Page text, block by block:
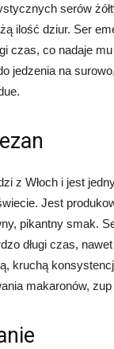
serów
ilość dziur. Ser
czas, co nadaje
jedzenia na
z Włoch i jest
Jest
pikantny smak.
długi czas,
kruchą
makaronów, zup